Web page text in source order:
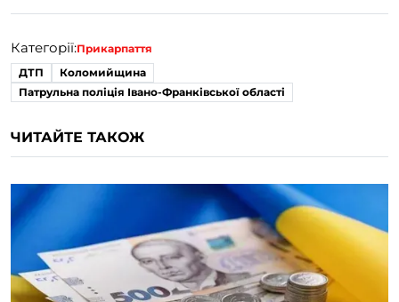
Категорії:Прикарпаття
ДТП
Коломийщина
Патрульна поліція Івано-Франківської області
ЧИТАЙТЕ ТАКОЖ